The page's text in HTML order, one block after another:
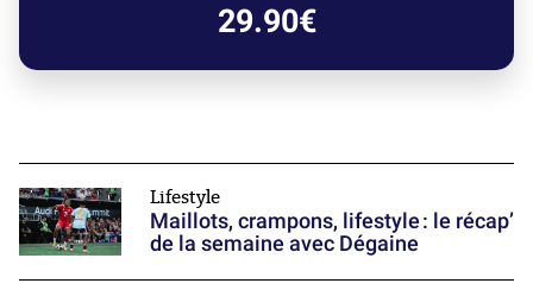
29.90€
Lifestyle
Maillots, crampons, lifestyle : le récap’
de la semaine avec Dégaine